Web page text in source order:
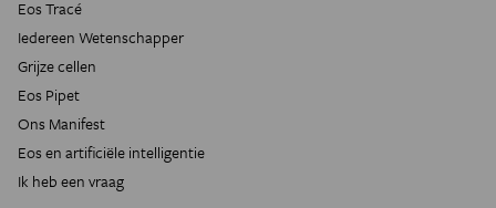
Eos Tracé
Iedereen Wetenschapper
Grijze cellen
Eos Pipet
Ons Manifest
Eos en artificiële intelligentie
Ik heb een vraag